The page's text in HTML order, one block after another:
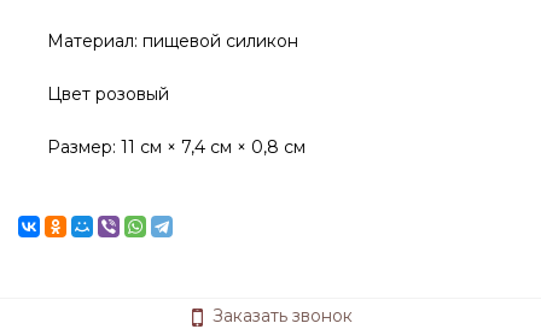
Материал: пищевой силикон
Цвет розовый
Размер: 11 см × 7,4 см × 0,8 см
Заказать звонок